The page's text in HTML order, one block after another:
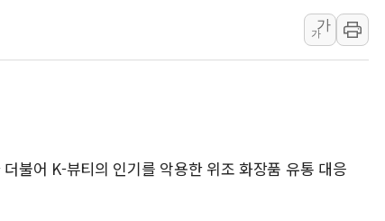
청와대, 북한 단거리 탄도미사일 발사
금값 7주 만에 최고…美 고용 둔화·호
'월가의 황제' 다이먼 "금융시장 레
가
가
불어 K-뷰티의 인기를 악용한 위조 화장품 유통 대응